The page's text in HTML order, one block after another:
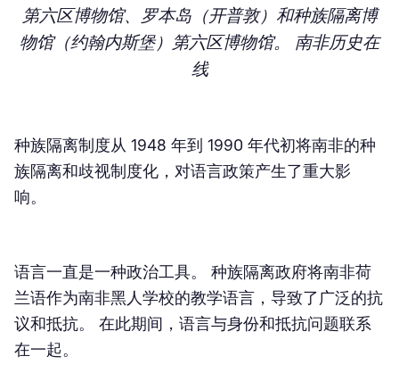
第六区博物馆、罗本岛（开普敦）和种族隔离博
物馆（约翰内斯堡） 第六区博物馆。 南非历史在
线
种族隔离制度从 1948 年到 1990 年代初将南非的种
族隔离和歧视制度化，对语言政策产生了重大影
响。
语言一直是一种政治工具。 种族隔离政府将南非荷
兰语作为南非黑人学校的教学语言，导致了广泛的抗
议和抵抗。 在此期间，语言与身份和抵抗问题联系
在一起。